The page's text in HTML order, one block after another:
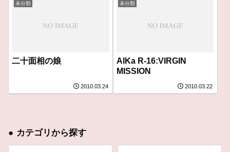
未分類
二十面相の娘
2010.03.24
未分類
AIKa R-16:VIRGIN
MISSION
2010.03.22
● カテゴリから探す